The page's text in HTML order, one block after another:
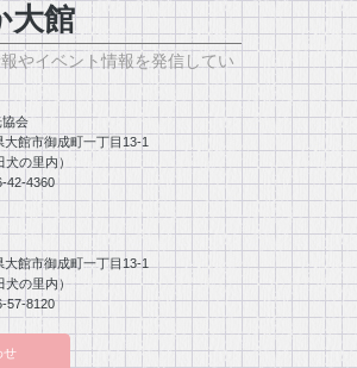
大館
やイベント情報を発信してい
協会
館市御成町一丁目13-1
内）
4360
館市御成町一丁目13-1
内）
8120
せ